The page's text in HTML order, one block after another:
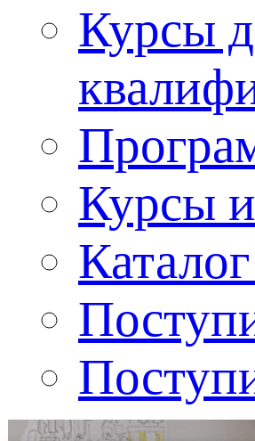
Курсы
Курсы